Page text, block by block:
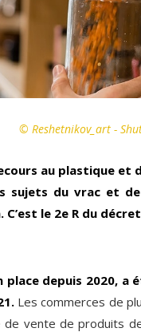
© Reshetnikov_art -
au plastique et
sujets du vrac et
le 2e R du
place depuis 2020,
Les commerces de
de vente de produits